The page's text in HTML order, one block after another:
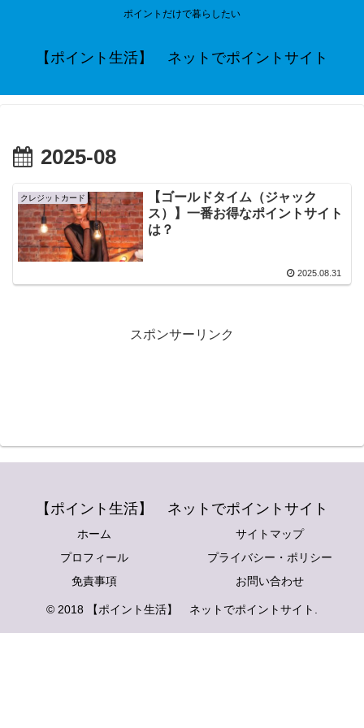
ポイントだけで暮らしたい
【ポイント生活】 ネットでポイントサイト
2025-08
クレジットカード
【ゴールドタイム（ジャック
ス）】一番お得なポイントサイト
は？
2025.08.31
スポンサーリンク
【ポイント生活】 ネットでポイントサイト
ホーム
サイトマップ
プロフィール
プライバシー・ポリシー
免責事項
お問い合わせ
© 2018 【ポイント生活】 ネットでポイントサイト.